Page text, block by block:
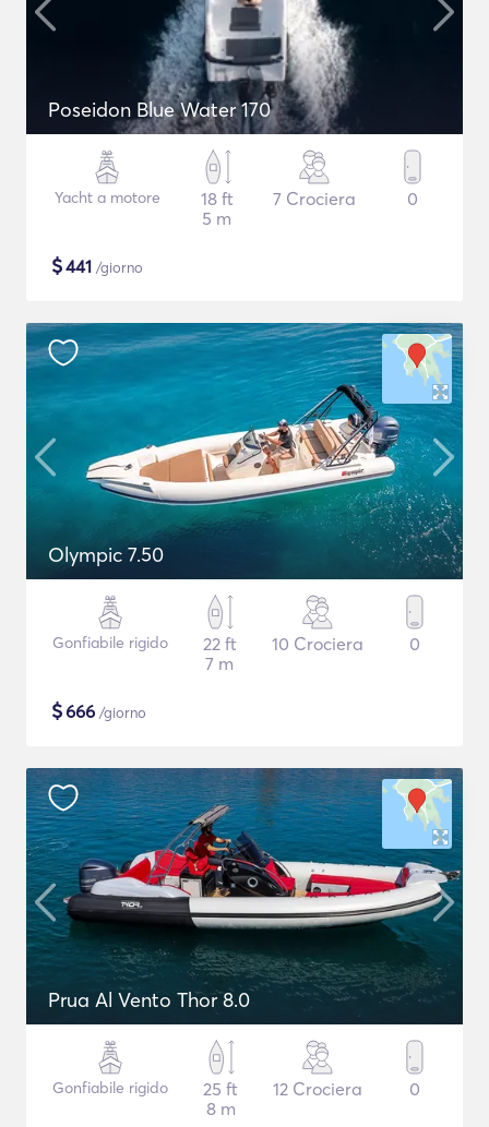
Poseidon Blue Water 170
Yacht a motore
18 ft
5 m
7 Crociera 0
$441 /giorno
Olympic 7.50
Gonfiabile rigido
22 ft
7 m
10 Crociera 0
$666 /giorno
Prua Al Vento Thor 8.0
Gonfiabile rigido
25 ft
8 m
12 Crociera 0